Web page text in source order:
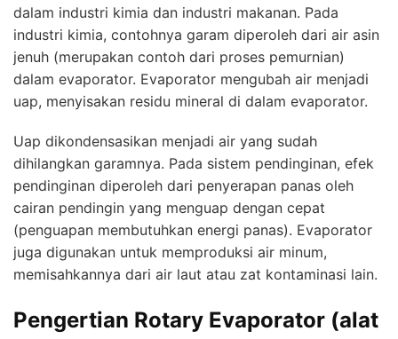
dalam industri kimia dan industri makanan. Pada
industri kimia, contohnya garam diperoleh dari air asin
jenuh (merupakan contoh dari proses pemurnian)
dalam evaporator. Evaporator mengubah air menjadi
uap, menyisakan residu mineral di dalam evaporator.
Uap dikondensasikan menjadi air yang sudah
dihilangkan garamnya. Pada sistem pendinginan, efek
pendinginan diperoleh dari penyerapan panas oleh
cairan pendingin yang menguap dengan cepat
(penguapan membutuhkan energi panas). Evaporator
juga digunakan untuk memproduksi air minum,
memisahkannya dari air laut atau zat kontaminasi lain.
Pengertian Rotary Evaporator (alat